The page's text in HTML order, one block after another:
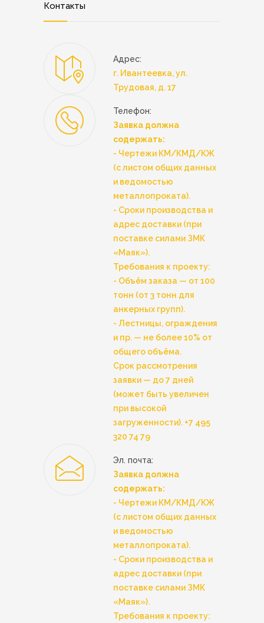
Контакты
Адрес:
г. Ивантеевка, ул.
Трудовая, д. 17
Телефон:
Заявка должна
содержать:
- Чертежи КМ/КМД/КЖ
(с листом общих данных
и ведомостью
металлопроката).
- Сроки производства и
адрес доставки (при
поставке силами ЗМК
«Маяк»).
Требования к проекту:
- Объём заказа — от 100
тонн (от 3 тонн для
анкерных групп).
- Лестницы, ограждения
и пр. — не более 10% от
общего объёма.
Срок рассмотрения
заявки — до 7 дней
(может быть увеличен
при высокой
загруженности). +7 495
320 74 79
Эл. почта:
Заявка должна
содержать:
- Чертежи КМ/КМД/КЖ
(с листом общих данных
и ведомостью
металлопроката).
- Сроки производства и
адрес доставки (при
поставке силами ЗМК
«Маяк»).
Требования к проекту: